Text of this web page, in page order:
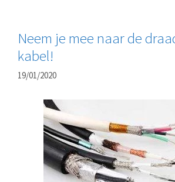
Neem je mee naar de
kabel!
19/01/2020